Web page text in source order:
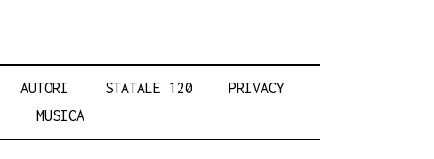
AUTORI STATALE 120
PRIVACY
MUSICA